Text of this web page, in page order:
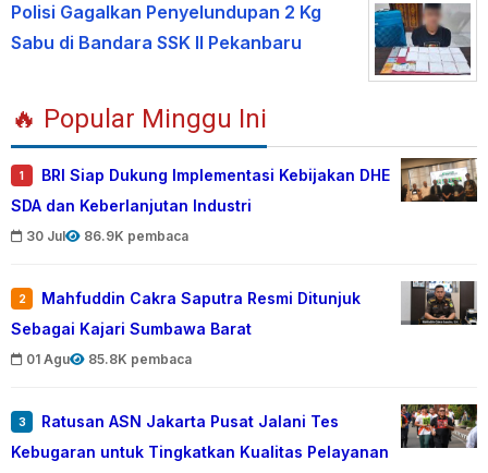
Polisi Gagalkan Penyelundupan 2 Kg
Sabu di Bandara SSK II Pekanbaru
🔥 Popular Minggu Ini
1
BRI Siap Dukung Implementasi Kebijakan DHE
SDA dan Keberlanjutan Industri
30 Jul 86.9K pembaca
2
Mahfuddin Cakra Saputra Resmi Ditunjuk
Sebagai Kajari Sumbawa Barat
01 Agu 85.8K pembaca
3
Ratusan ASN Jakarta Pusat Jalani Tes
Kebugaran untuk Tingkatkan Kualitas Pelayanan